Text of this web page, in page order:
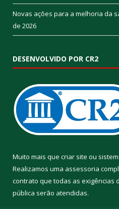
Novas ações para a melhoria da
de 2026
DESENVOLVIDO POR CR2
Muito mais que criar site ou
Realizamos uma assessoria
contrato que todas as exigências
pública serão atendidas.